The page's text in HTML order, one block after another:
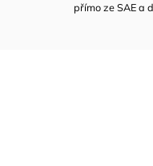
přímo ze SAE a